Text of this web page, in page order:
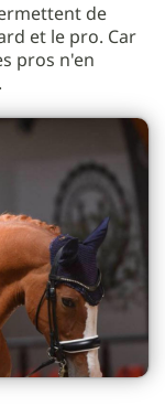
de
et le pro. Car
pros n'en